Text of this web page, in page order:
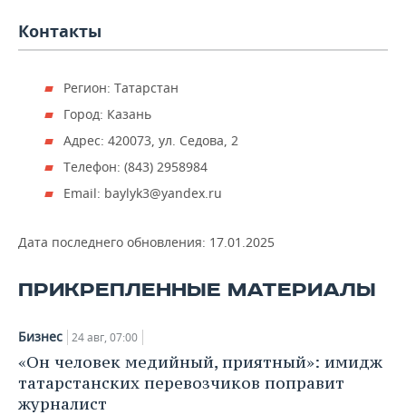
ИНВЕСТИЦИИ
НЕФТЕХИМИЯ
НЕФТЬ
ЭНЕРГЕТИКА
НОВОСТИ БИЗНЕСА
ТРАНСПОРТ
ТЕХНОЛОГИИ
ТЕЛЕКОММУНИКАЦИИ
НОВОСТИ МЕРОПРИЯТИЙ
БИЗНЕС-БРАНЧИ
ONLINE-КОНФЕРЕНЦИИ
ОТКРЫТАЯ ЛЕКЦИЯ
СПОРТ
ФУТБОЛ
ХОККЕЙ
БАСКЕТБОЛ
КИБЕРСПОРТ
ФИГУРНОЕ КАТАНИЕ
НОВОСТИ ОБЩЕСТВА
ВЛАСТЬ
ИНФРАСТРУКТУРА
КУЛЬТУРА
МЕДИЦИНА
ФОТОГАЛЕРЕЯ
СЮЖЕТЫ
СПРАВОЧНИК
СПИСОК КОМПАНИЙ
Контакты
Регион: Татарстан
Город: Казань
Адрес: 420073, ул. Седова, 2
Телефон: (843) 2958984
Email: baylyk3@yandex.ru
Дата последнего обновления: 17.01.2025
ПРИКРЕПЛЕННЫЕ МАТЕРИАЛЫ
Бизнес 24 авг, 07:00
«Он человек медийный, приятный»: имидж
татарстанских перевозчиков поправит
журналист